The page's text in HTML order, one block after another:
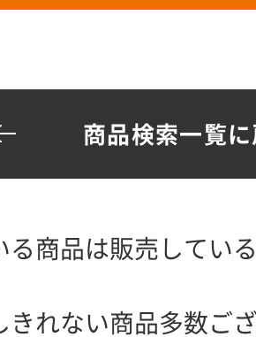
商品検索一覧
る商品は販売してい
きれない商品多数ご